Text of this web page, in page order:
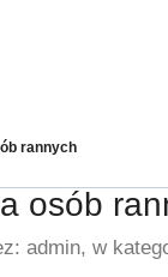
rannych
osób
admin, w